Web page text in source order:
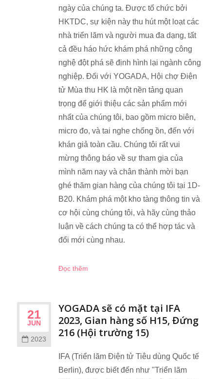
ngày của chúng ta. Được tổ chức bởi
HKTDC, sự kiện này thu hút một loạt các
nhà triển lãm và người mua đa dạng, tất
cả đều háo hức khám phá những công
nghệ đột phá sẽ định hình lại ngành công
nghiệp. Đối với YOGADA, Hội chợ Điện
tử Mùa thu HK là một nền tảng quan
trọng để giới thiệu các sản phẩm mới
nhất của chúng tôi, bao gồm micro biên,
micro đo, và tai nghe chống ồn, đến với
khán giả toàn cầu. Chúng tôi rất vui
mừng thông báo về sự tham gia của
mình năm nay và chân thành mời bạn
ghé thăm gian hàng của chúng tôi tại 1D-
B20. Khám phá một kho tàng thông tin và
cơ hội cùng chúng tôi, và hãy cùng thảo
luận về cách chúng ta có thể hợp tác và
đổi mới cùng nhau.
Đọc thêm
21
JUN
2023
YOGADA sẽ có mặt tại IFA
2023, Gian hàng số H15, Đứng
216 (Hội trường 15)
IFA (Triển lãm Điện tử Tiêu dùng Quốc tế
Berlin), được biết đến như "Triển lãm